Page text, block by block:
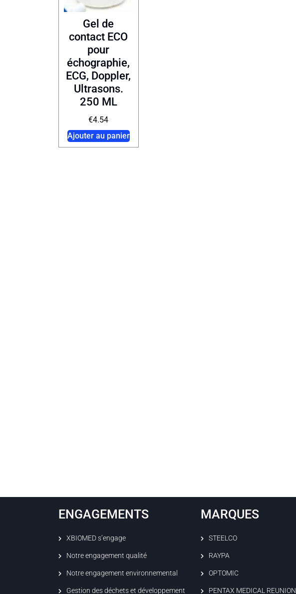
Gel de
contact ECO
pour
échographie,
ECG, Doppler,
Ultrasons.
250 ML
€4.54
Ajouter au panier
ENGAGEMENTS
XBIOMED s’engage
Notre engagement qualité
Notre engagement environnemental
Gestion des déchets et développement
MARQUES
STEELCO
RAYPA
OPTOMIC
PENTAX MEDICAL REUNION